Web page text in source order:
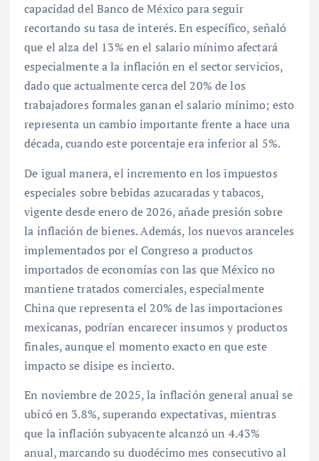
capacidad del Banco de México para seguir
recortando su tasa de interés. En específico, señaló
que el alza del 13% en el salario mínimo afectará
especialmente a la inflación en el sector servicios,
dado que actualmente cerca del 20% de los
trabajadores formales ganan el salario mínimo; esto
representa un cambio importante frente a hace una
década, cuando este porcentaje era inferior al 5%.
De igual manera, el incremento en los impuestos
especiales sobre bebidas azucaradas y tabacos,
vigente desde enero de 2026, añade presión sobre
la inflación de bienes. Además, los nuevos aranceles
implementados por el Congreso a productos
importados de economías con las que México no
mantiene tratados comerciales, especialmente
China que representa el 20% de las importaciones
mexicanas, podrían encarecer insumos y productos
finales, aunque el momento exacto en que este
impacto se disipe es incierto.
En noviembre de 2025, la inflación general anual se
ubicó en 3.8%, superando expectativas, mientras
que la inflación subyacente alcanzó un 4.43%
anual, marcando su duodécimo mes consecutivo al